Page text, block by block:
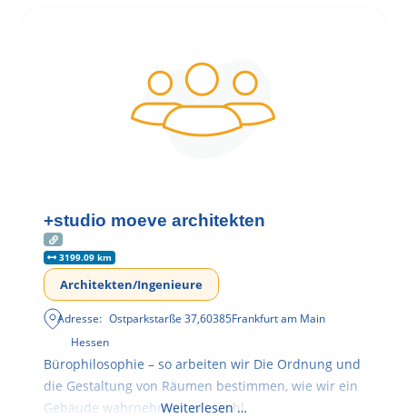
+studio moeve architekten
3199.09 km
Architekten/Ingenieure
Adresse: Ostparkstarße 37,60385Frankfurt am Main
Hessen
Bürophilosophie – so arbeiten wir Die Ordnung und
die Gestaltung von Räumen bestimmen, wie wir ein
Gebäude wahrnehmen, wie wohl
Weiterlesen …